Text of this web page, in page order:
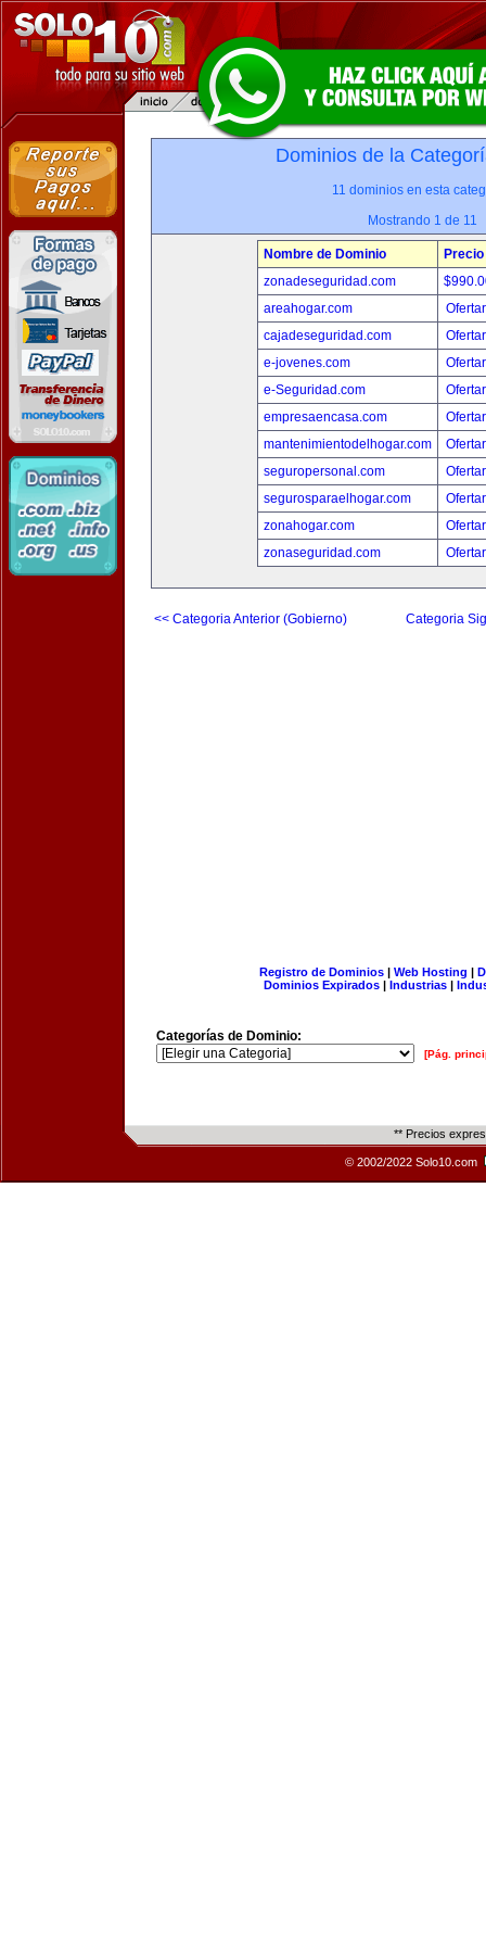
Dominios de la
11 dominios en esta
Mostrando 1 de 11
Nombre de Dominio
Precio
zonadeseguridad.com
areahogar.com
cajadeseguridad.com
e-jovenes.com
e-Seguridad.com
empresaencasa.com
mantenimientodelhogar.com
seguropersonal.com
segurosparaelhogar.com
zonahogar.com
zonaseguridad.com
<< Categoria Anterior (Gobierno) Categoria
Registro de Dominios| Web Hosting |
Dominios Expirados | Industrias |
Categorías de Dominio:
[Pág.
** Precios
© 2002/2022 Solo10.com